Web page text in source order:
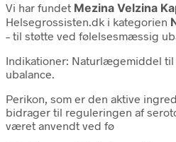
Vi har fundet Mezina Velzina
Helsegrossisten.dk i kategorien
– til støtte ved følelsesmæssig
Indikationer: Naturlægemiddel
ubalance.
Perikon, som er den aktive
bidrager til reguleringen af
været anvendt ved fø